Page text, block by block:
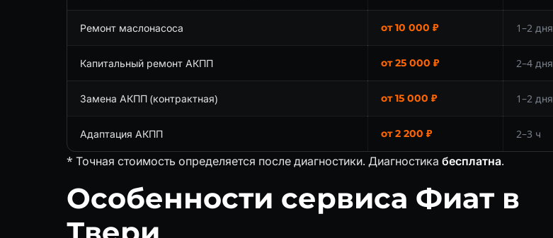
Ремонт маслонасоса от 10 000 ₽ 1–2 дня
Капитальный ремонт АКПП от 25 000 ₽ 2–4 дня
Замена АКПП (контрактная) от 15 000 ₽ 1–2 дня
Адаптация АКПП от 2 200 ₽ 2–3 ч
* Точная стоимость определяется после диагностики. Диагностика бесплатна.
Особенности сервиса Фиат в